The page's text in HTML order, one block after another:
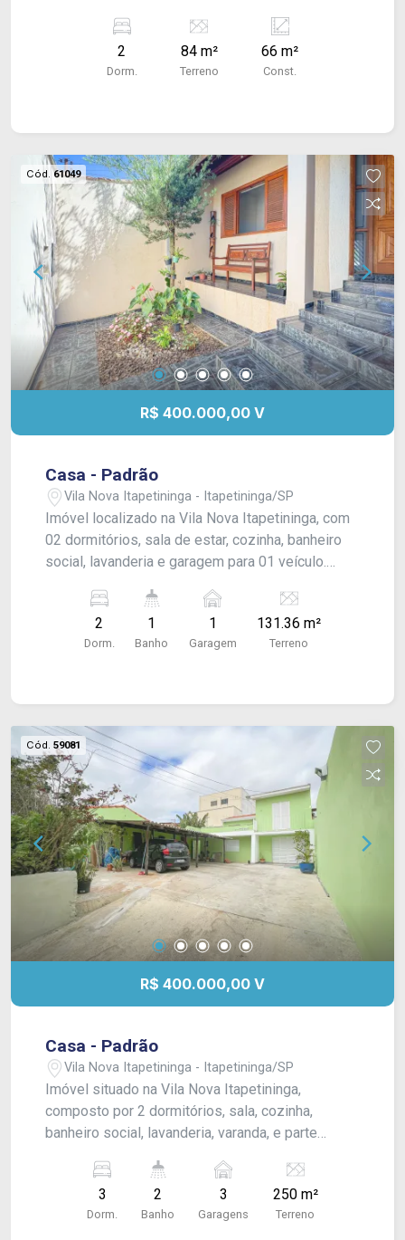
PVC e piso frio.
2
Dorm.
84 m²
Terreno
66 m²
Const.
Cód.61049
R$ 400.000,00 V
Casa - Padrão
Vila Nova Itapetininga - Itapetininga/SP
Imóvel localizado na Vila Nova Itapetininga, com
02 dormitórios, sala de estar, cozinha, banheiro
social, lavanderia e garagem para 01 veículo.
localização conveniente.
2
Dorm.
1
Banho
1
Garagem
131.36 m²
Terreno
Cód. 59081
R$ 400.000,00 V
Casa - Padrão
Vila Nova Itapetininga - Itapetininga/SP
Imóvel situado na Vila Nova Itapetininga,
composto por 2 dormitórios, sala, cozinha,
banheiro social, lavanderia, varanda, e parte
como comércio. Dispõe de garagem para 3
veículos. O imóvel possui acabamento em laje,
com revestimentos em piso porcelanato e piso
3
Dorm.
2
Banho
3
Garagens
250 m²
Terreno